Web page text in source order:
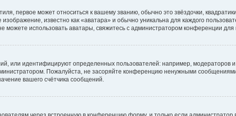
первое может относиться к вашему званию, обычно это звёздочки,
известно как «аватара» и обычно уникальна для каждого
можете использовать аватары, свяжитесь с администратором конференции для
или идентифицируют определенных пользователей: например, модераторов
Пожалуйста, не засоряйте конференцию ненужными сообщениями
вашего счётчика сообщений.